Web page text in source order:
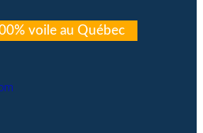
voile au Québec